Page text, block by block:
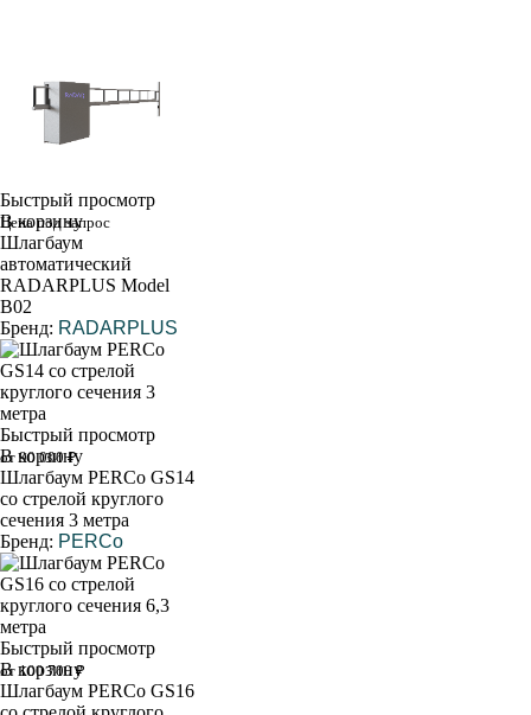
Быстрый просмотр
В корзину
Цена под запрос
Шлагбаум
автоматический
RADARPLUS Model
B02
Бренд: RADARPLUS
Быстрый просмотр
В корзину
от 90 000 ₽
Шлагбаум PERCo GS14
со стрелой круглого
сечения 3 метра
Бренд: PERCo
Быстрый просмотр
В корзину
от 100 700 ₽
Шлагбаум PERCo GS16